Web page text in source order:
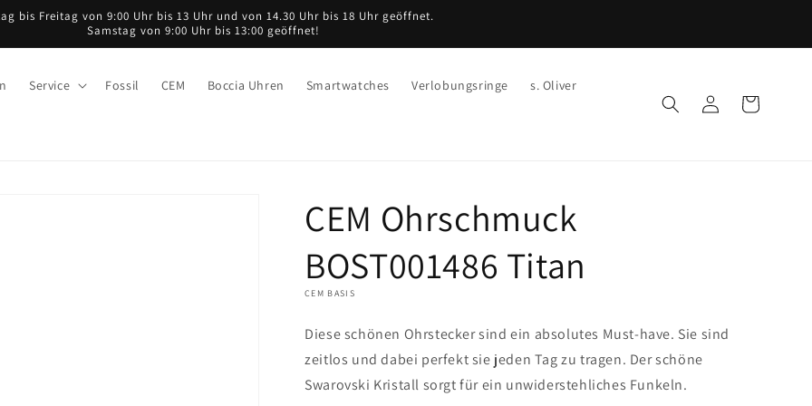
bis Freitag von 9:00 Uhr bis 13 Uhr und von 14.30 Uhr bis 18 Uhr geöffnet.
Samstag von 9:00 Uhr bis 13:00 geöffnet!
Service Fossil CEM Boccia Uhren Smartwatches Verlobungsringe s. Oliver
EinloggenWarenkorb
CEM Ohrschmuck
BOST001486 Titan
CEM BASIS
Diese schönen Ohrstecker sind ein absolutes Must-have. Sie sind
zeitlos und dabei perfekt sie jeden Tag zu tragen. Der schöne
Swarovski Kristall sorgt für ein unwiderstehliches Funkeln.